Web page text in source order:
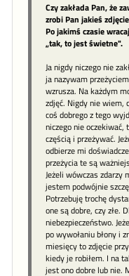
Czy zakłada Pan, że
zrobi Pan jakieś
Po jakimś czasie
„tak, to jest świetne".
Ja nigdy niczego nie
ja nazywam
wzrusza. Na każdym
zdjęć. Nigdy nie wiem,
coś dobrego z tego
niczego nie
częścią i przeżywać.
odbierze mi
przeżycia te są
Jeżeli wówczas zdarzy
jestem podwójnie
Potrzebuję trochę
one są dobre, czy złe.
niebezpieczeństwo.
po wywołaniu błony i
miesięcy to zdjęcie
kiedy je robiłem. I na
jest ono dobre lub nie.